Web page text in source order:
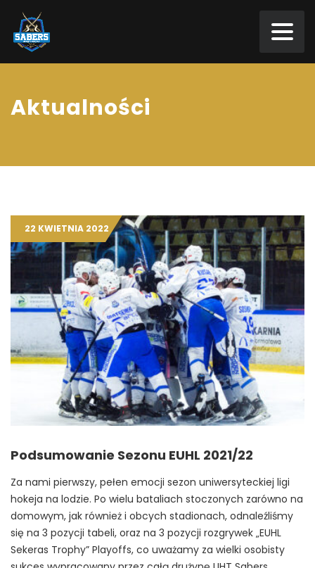
Aktualności
22 KWIETNIA 2022
Podsumowanie Sezonu EUHL 2021/22
Za nami pierwszy, pełen emocji sezon uniwersyteckiej ligi
hokeja na lodzie. Po wielu bataliach stoczonych zarówno na
domowym, jak również i obcych stadionach, odnaleźliśmy
się na 3 pozycji tabeli, oraz na 3 pozycji rozgrywek „EUHL
Sekeras Trophy” Playoffs, co uważamy za wielki osobisty